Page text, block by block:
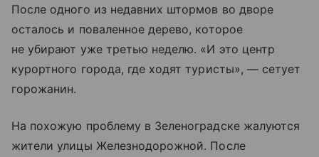
После одного из недавних штормов во дворе
осталось и поваленное дерево, которое
не убирают уже третью неделю. «И это центр
курортного города, где ходят туристы», — сетует
горожанин.
На похожую проблему в Зеленоградске жалуются
жители улицы Железнодорожной. После